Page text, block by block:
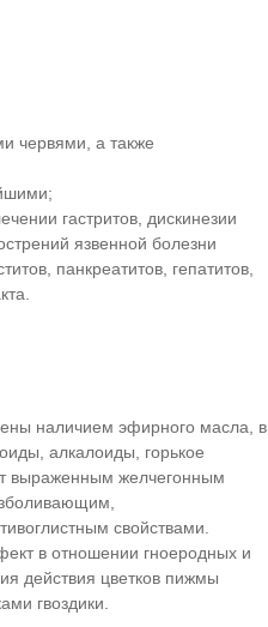
червями, а также
гастритов, дискинезии
язвенной болезни
панкреатитов, гепатитов,
наличием эфирного масла, в
алкалоиды, горькое
выраженным желчегонным
свойствами.
в отношении гноеродных и
действия цветков пижмы
гвоздики.